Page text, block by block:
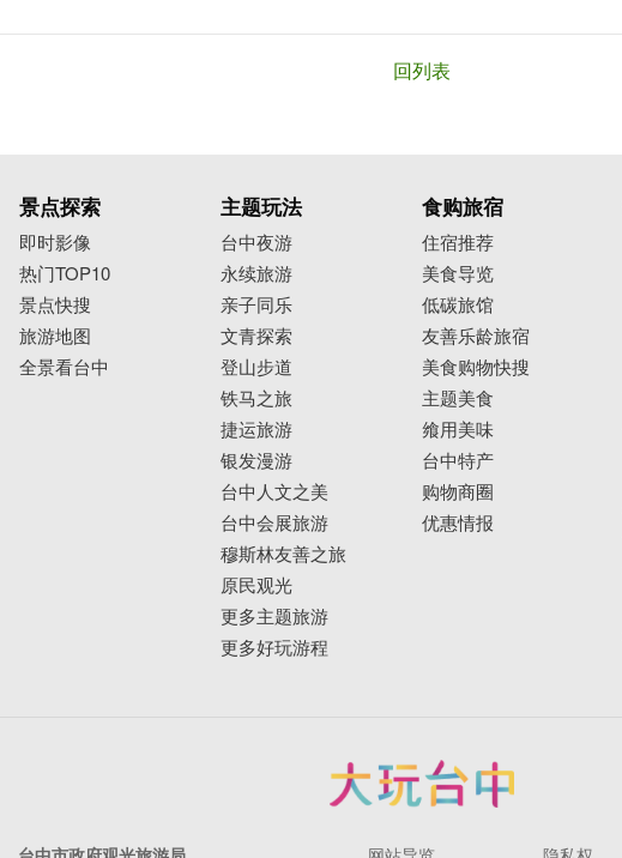
回列表
景点探索
即时影像
热门TOP10
景点快搜
旅游地图
全景看台中
主题玩法
台中夜游
永续旅游
亲子同乐
文青探索
登山步道
铁马之旅
捷运旅游
银发漫游
台中人文之美
台中会展旅游
穆斯林友善之旅
原民观光
更多主题旅游
更多好玩游程
食购旅宿
住宿推荐
美食导览
低碳旅馆
友善乐龄旅宿
美食购物快搜
主题美食
飨用美味
台中特产
购物商圈
优惠情报